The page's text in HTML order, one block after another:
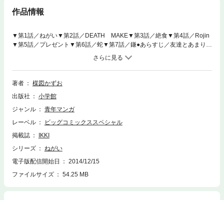
作品情報
▼第1話／ねがい▼第2話／DEATH MAKE▼第3話／絶食▼第4話／Rojin
▼第5話／プレゼント▼第6話／蛇▼第7話／鎌●あらすじ／友達とあまり遊
ばず、ひとりでいることが好きな少年・等。ある日、ゴミ捨て場で頭の大
きさくらいの木の切れ端を拾ってきた等は、そこから自分だけの「ロボッ
ト」を作り上げる。何本ものクギを打ち付けた歯、縫い跡の目立つ髪や眼
など、はた目には不気味な人形に“モクメ”と名付けた等は、やがて「本当
いごとを叶えようとするが…（第1話）。●本巻の特徴／少年期の儚さと怖
さを描く傑作短編集、表題作「ねがい」ほか全7編！ 巻末には、編集
著者
楳図かずお
出版社
小学館
ジャンル
青年マンガ
レーベル
ビッグコミックススペシャル
掲載誌
IKKI
シリーズ
ねがい
電子版配信開始日
2014/12/15
ファイルサイズ
54.25 MB